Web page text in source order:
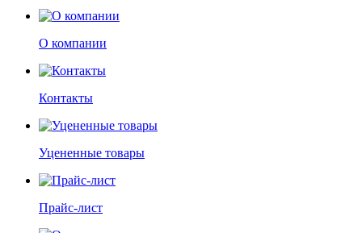
О компании
Контакты
Уцененные товары
Прайс-лист